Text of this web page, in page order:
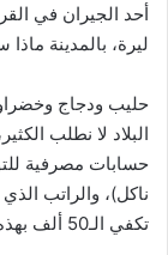
ليرة، بالمدينة
حليب ودجاج
البلاد لا نطلب
حسابات مصرفية
ناكل)، والراتب
تكفي الـ50 ألف بهذه الظروف؟!.